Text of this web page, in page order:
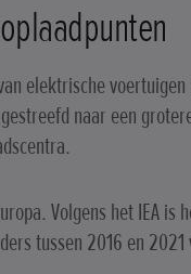
elektrische
naar een
Volgens het IEA is
tussen 2016 en 2021